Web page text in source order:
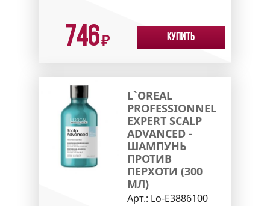
746₽ Купить
L`OREAL
PROFESSIONNEL
EXPERT SCALP
ADVANCED -
ШАМПУНЬ
ПРОТИВ
ПЕРХОТИ (300
МЛ)
Арт.: Lo-E3886100